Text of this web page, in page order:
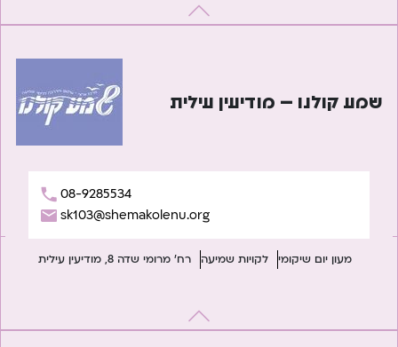
שמע קולנו – מודיעין עילית
08-9285534
sk103@shemakolenu.org
מעון יום שיקומי לקויות שמיעה רח' מרומי שדה 8, מודיעין עילית